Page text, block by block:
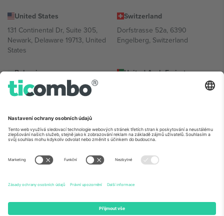
United States
131 Continental Dr, Suite 305,
Newark, Delaware 19713, United
States
Switzerland
Dorfstrasse 52a, 6390
Engelberg, Switzerland
Bulgaria
Regus Sofia City West, bul
Totleben 53-55, 1606 Sofia,
United Arab Emirates
UAE Dubai Silicon Oasis, DDP
Mexico
Av Chapultepec 360, Roma
Norte, Cuauhtémoc, 06700
Ciudad de México, CDMX,
lokalitě, události a/nebo doméně. Podrobnosti najdete na konkrétní
stránce události,
Právní informaceaPodmínky.